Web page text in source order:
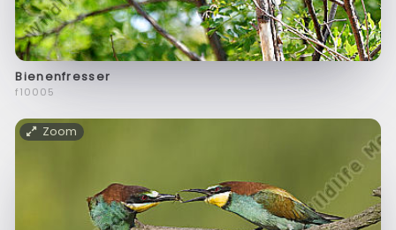
Bienenfresser
f10005
Zoom